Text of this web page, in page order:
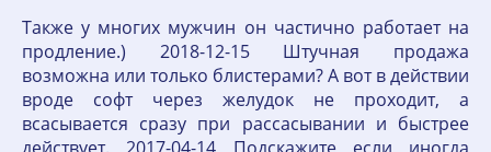
Также у многих мужчин он частично работает на
продление.) 2018-12-15 Штучная продажа
возможна или только блистерами? А вот в действии
вроде софт через желудок не проходит, а
всасывается сразу при рассасывании и быстрее